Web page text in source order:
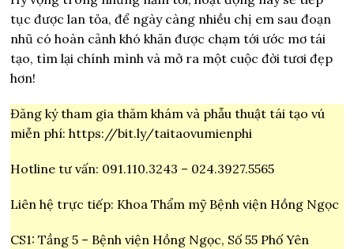
tục được lan tỏa, để ngày càng nhiều chị em sau đoạn
nhũ có hoàn cảnh khó khăn được chạm tới ước mơ tái
tạo, tìm lại chính mình và mở ra một cuộc đời tươi đẹp
hơn!
Đăng ký tham gia thăm khám và phẫu thuật tái tạo vú
miễn phí:https://bit.ly/taitaovumienphi
Hotline tư vấn: 091.110.3243 – 024.3927.5565
Liên hệ trực tiếp: Khoa Thẩm mỹ Bệnh viện Hồng Ngọc
CS1: Tầng 5 – Bệnh viện Hồng Ngọc, Số 55 Phố Yên